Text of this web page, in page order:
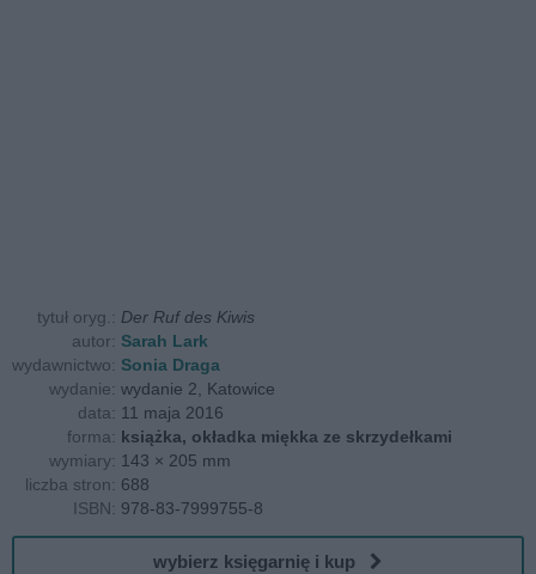
tytuł oryg.: Der Ruf des Kiwis
autor: Sarah Lark
wydawnictwo: Sonia Draga
wydanie: wydanie 2, Katowice
data: 11 maja 2016
forma: książka, okładka miękka ze skrzydełkami
wymiary: 143 × 205 mm
liczba stron: 688
ISBN: 978-83-7999755-8
wybierz księgarnię i kup